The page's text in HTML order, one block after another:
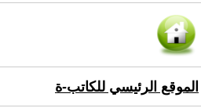
الموقع الرئيسي للكاتب-ة